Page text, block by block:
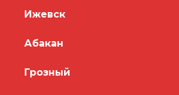
Ижевск
Абакан
Грозный